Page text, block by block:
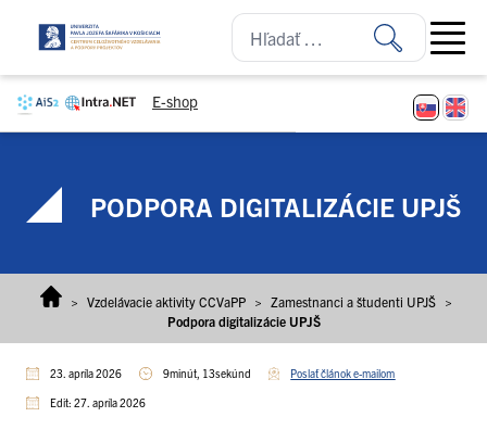
E-shop
Open
PODPORA DIGITALIZÁCIE UPJŠ
> Vzdelávacie aktivity CCVaPP > Zamestnanci a študenti UPJŠ >
Podpora digitalizácie UPJŠ
23. apríla 2026 9minút, 13sekúnd Poslať článok e-mailom
Edit: 27. apríla 2026